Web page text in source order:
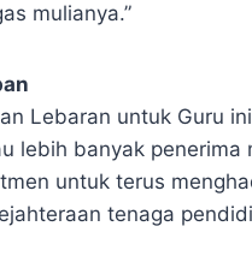
mulianya.”
Lebaran untuk Guru
lebih banyak
untuk terus
tenaga